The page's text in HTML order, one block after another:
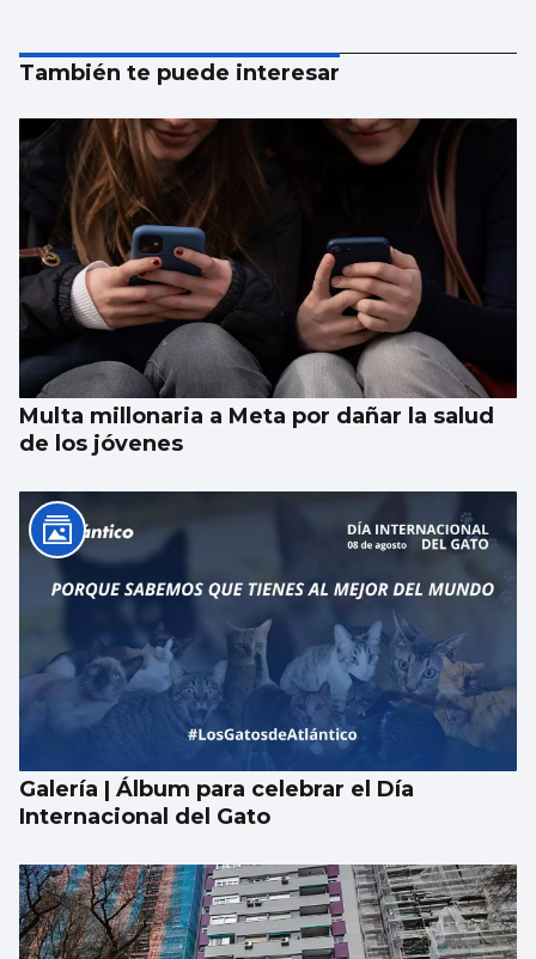
También te puede interesar
Multa millonaria a Meta por dañar la salud
de los jóvenes
Galería | Álbum para celebrar el Día
Internacional del Gato